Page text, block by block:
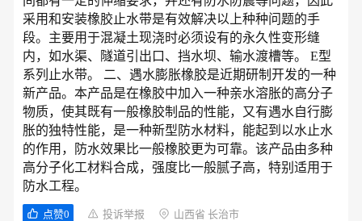
采用和安装橡胶止水带是有效解决以上种种问题的手
段。主要用于混凝土现浇时必须设有的永久性变形缝
内，如水渠、隧道引出口、挡水坝、输水渡槽等。 E型
系列止水带。 二、遇水膨胀橡胶是近期研制开发的一种
新产品。本产品是在橡胶中加入一种亲水溶胀的高分子
物质，使其既有一般橡胶制品的性能，又有遇水自行膨
胀的独特性能，是一种新型防水材料，能起到以水止水
的作用，防水效果比一般橡胶更为可靠。该产品由多种
高分子化工材料合成，强度比一般腻子高，特别适用于
防水工程。
点赞0 投诉举报 山西省 长治市